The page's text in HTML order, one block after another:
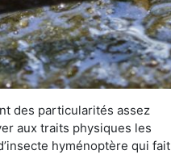
des particularités assez
aux traits physiques les
hyménoptère qui fait